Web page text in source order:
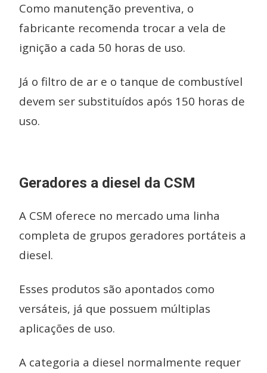
Como manutenção preventiva, o
fabricante recomenda trocar a vela de
ignição a cada 50 horas de uso.
Já o filtro de ar e o tanque de combustível
devem ser substituídos após 150 horas de
uso.
Geradores a diesel da CSM
A CSM oferece no mercado uma linha
completa de grupos geradores portáteis a
diesel.
Esses produtos são apontados como
versáteis, já que possuem múltiplas
aplicações de uso.
A categoria a diesel normalmente requer